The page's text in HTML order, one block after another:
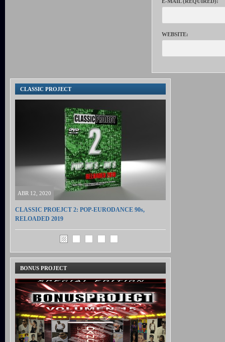
WEBSITE:
CLASSIC PROJECT
ABR 12, 2020
CLASSIC PROEJCT 2: POP-EURODANCE 90s,
RELOADED 2019
BONUS PROJECT